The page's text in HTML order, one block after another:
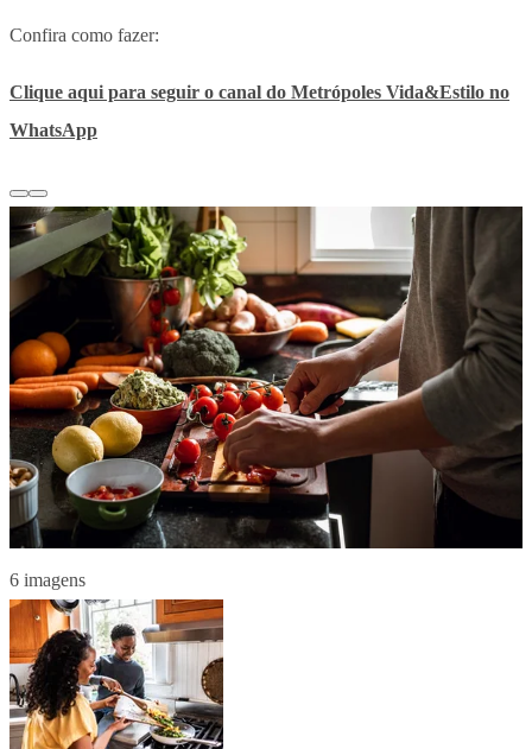
Confira como fazer:
Clique aqui para seguir o canal do Metrópoles Vida&Estilo no
WhatsApp
6 imagens